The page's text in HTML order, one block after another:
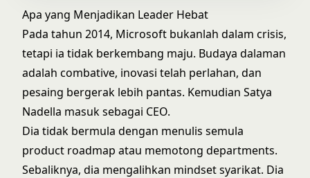
Apa yang Menjadikan Leader Hebat
Pada tahun 2014, Microsoft bukanlah dalam crisis,
tetapi ia tidak berkembang maju. Budaya dalaman
adalah combative, inovasi telah perlahan, dan
pesaing bergerak lebih pantas. Kemudian Satya
Nadella masuk sebagai CEO.
Dia tidak bermula dengan menulis semula
product roadmap atau memotong departments.
Sebaliknya, dia mengalihkan mindset syarikat. Dia